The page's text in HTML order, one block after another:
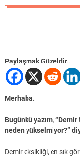
Paylaşmak Güzeldir..
Merhaba.
Bugünkü yazım,
neden yükselmiyor?”
Demir eksikliği, en sık